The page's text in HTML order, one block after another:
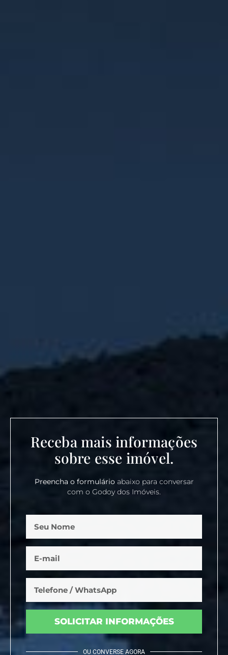
Receba mais informações
sobre esse imóvel.
Preencha o formulárioabaixo para conversar
com o Godoy dos Imóveis.
SOLICITAR INFORMAÇÕES
OU CONVERSE AGORA